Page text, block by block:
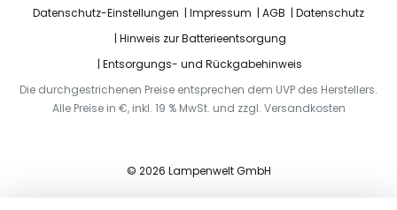
Datenschutz-Einstellungen Impressum AGB
Datenschutz
Hinweis zur Batterieentsorgung
Entsorgungs- und Rückgabehinweis
Die durchgestrichenen Preise entsprechen dem UVP des Herstellers.
Alle Preise in €, inkl. 19 % MwSt. und zzgl. Versandkosten
© 2026 Lampenwelt GmbH